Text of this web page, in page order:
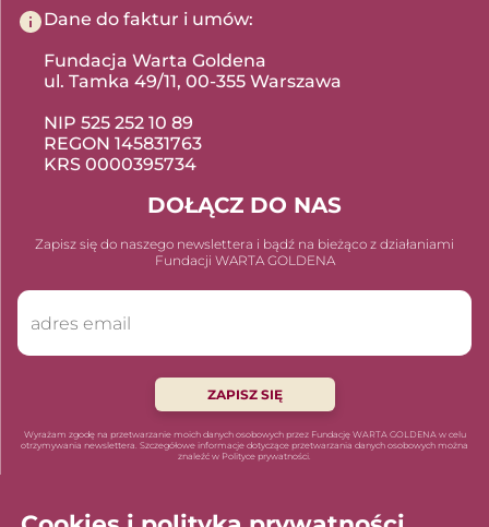
Dane do faktur i umów:
Fundacja Warta Goldena
ul. Tamka 49/11, 00-355 Warszawa
NIP 525 252 10 89
REGON 145831763
KRS 0000395734
DOŁĄCZ DO NAS
Zapisz się do naszego newslettera i bądź na bieżąco z działaniami
Fundacji WARTA GOLDENA
ZAPISZ SIĘ
Wyrażam zgodę na przetwarzanie moich danych osobowych przez Fundację WARTA GOLDENA w celu
otrzymywania newslettera. Szczegółowe informacje dotyczące przetwarzania danych osobowych można
znaleźć w Polityce prywatności.